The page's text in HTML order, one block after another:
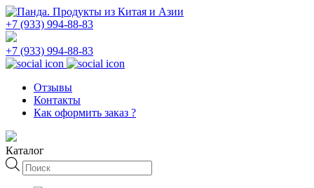
+7 (933) 994-88-83
+7 (933) 994-88-83
Отзывы
Контакты
Как оформить заказ ?
Каталог
Поиск
товаров